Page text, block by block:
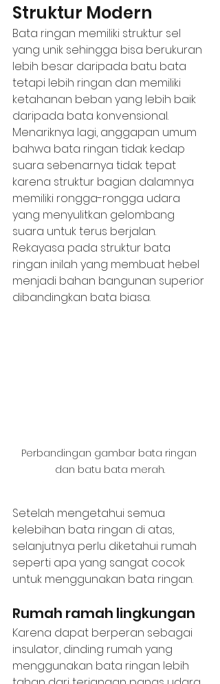
Struktur Modern
Bata ringan memiliki struktur sel
yang unik sehingga bisa berukuran
lebih besar daripada batu bata
tetapi lebih ringan dan memiliki
ketahanan beban yang lebih baik
daripada bata konvensional.
Menariknya lagi, anggapan umum
bahwa bata ringan tidak kedap
suara sebenarnya tidak tepat
karena struktur bagian dalamnya
memiliki rongga-rongga udara
yang menyulitkan gelombang
suara untuk terus berjalan.
Rekayasa pada struktur bata
ringan inilah yang membuat hebel
menjadi bahan bangunan superior
dibandingkan bata biasa.
Perbandingan gambar bata ringan
dan batu bata merah.
Setelah mengetahui semua
kelebihan bata ringan di atas,
selanjutnya perlu diketahui rumah
seperti apa yang sangat cocok
untuk menggunakan bata ringan.
Rumah ramah lingkungan
Karena dapat berperan sebagai
insulator, dinding rumah yang
menggunakan bata ringan lebih